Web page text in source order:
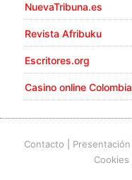
NuevaTribuna.es
Revista Afribuku
Escritores.org
Casino online Colombia
Contacto Presentación
Cookies